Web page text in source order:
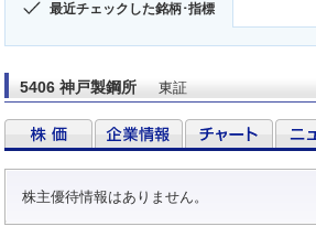
最近チェックした銘柄･指標
5406 神戸製鋼所 東証
株主優待情報はありません。